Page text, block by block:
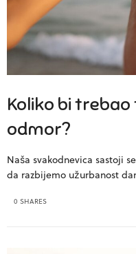
Koliko bi
odmor?
Naša svakodnevica sastoji
da razbijemo užurbanost
0 SHARES